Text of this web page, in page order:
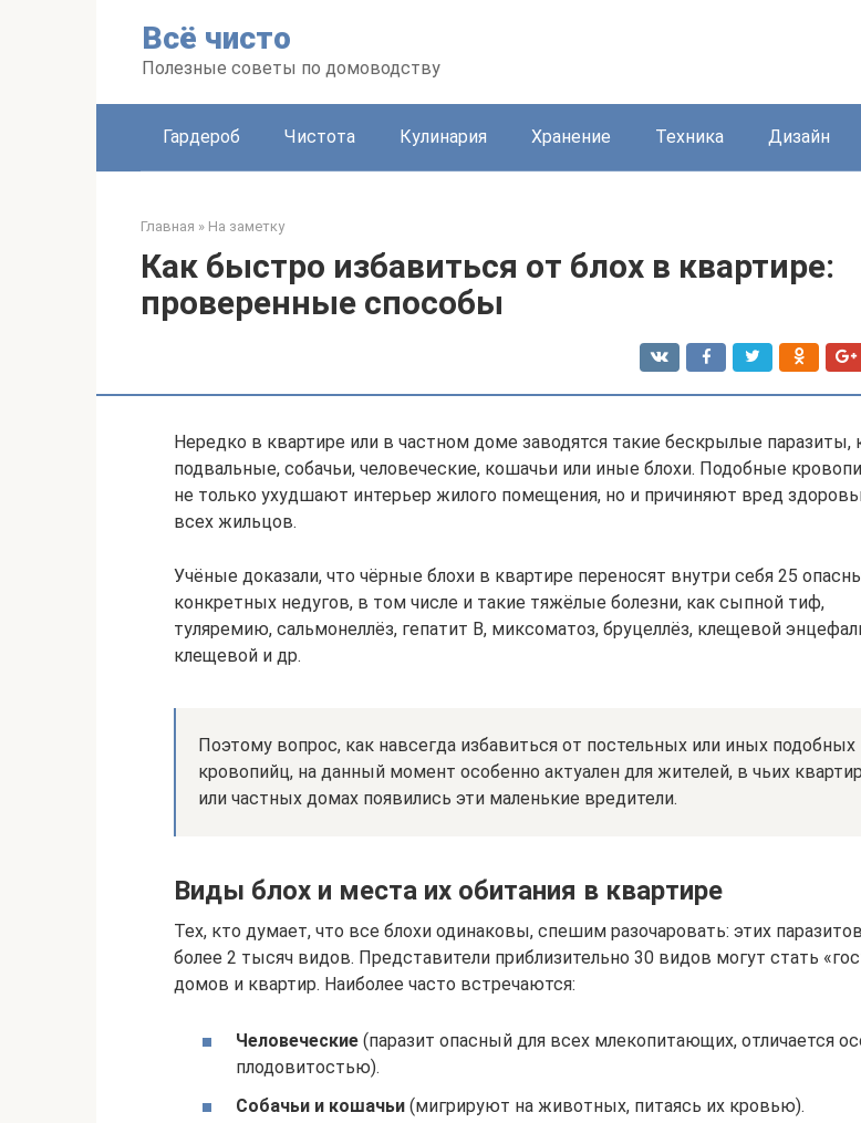
Всё чисто
Полезные советы по домоводству
Гардероб Чистота Кулинария Хранение Техника Дизайн
Главная » На заметку
Как быстро избавиться от блох в квартире:
проверенные способы
Нередко в квартире или в частном доме заводятся такие бескрылые паразиты,
подвальные, собачьи, человеческие, кошачьи или иные блохи. Подобные
не только ухудшают интерьер жилого помещения, но и причиняют вред
всех жильцов.
Учёные доказали, что чёрные блохи в квартире переносят внутри себя 25
конкретных недугов, в том числе и такие тяжёлые болезни, как сыпной тиф,
туляремию, сальмонеллёз, гепатит В, миксоматоз, бруцеллёз, клещевой
клещевой и др.
Поэтому вопрос, как навсегда избавиться от постельных или иных подобных
кровопийц, на данный момент особенно актуален для жителей, в чьих
или частных домах появились эти маленькие вредители.
Виды блох и места их обитания в квартире
Тех, кто думает, что все блохи одинаковы, спешим разочаровать: этих паразитов
более 2 тысяч видов. Представители приблизительно 30 видов могут стать
домов и квартир. Наиболее часто встречаются:
Человеческие (паразит опасный для всех млекопитающих, отличается
плодовитостью).
Собачьи и кошачьи (мигрируют на животных, питаясь их кровью).